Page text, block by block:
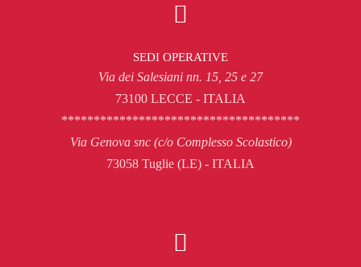
SEDI OPERATIVE
Via dei Salesiani nn. 15, 25 e 27
73100 LECCE - ITALIA
*************************************
Via Genova snc (c/o Complesso Scolastico)
73058 Tuglie (LE) - ITALIA